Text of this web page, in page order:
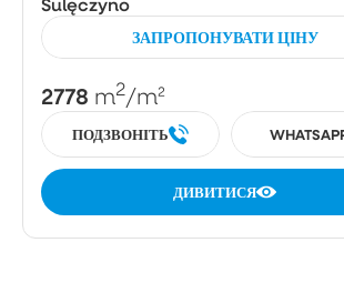
ЗАПРОПОНУВАТИ ЦІНУ
2778 m2/m²
ПОДЗВОНІТЬ
ДИВИТИСЯ